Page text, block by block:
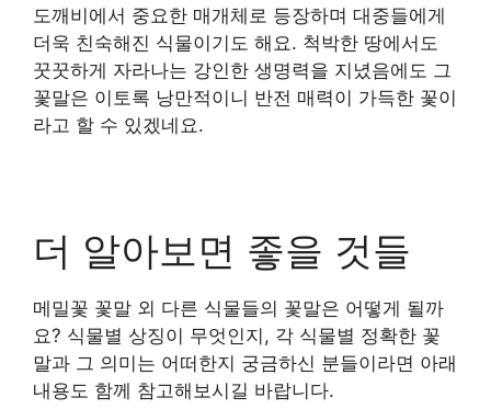
도깨비에서 중요한 매개체로 등장하며 대중들에게
더욱 친숙해진 식물이기도 해요. 척박한 땅에서도
꿋꿋하게 자라나는 강인한 생명력을 지녔음에도 그
꽃말은 이토록 낭만적이니 반전 매력이 가득한 꽃이
라고 할 수 있겠네요.
더 알아보면 좋을 것들
메밀꽃 꽃말 외 다른 식물들의 꽃말은 어떻게 될까
요? 식물별 상징이 무엇인지, 각 식물별 정확한 꽃
말과 그 의미는 어떠한지 궁금하신 분들이라면 아래
내용도 함께 참고해보시길 바랍니다.